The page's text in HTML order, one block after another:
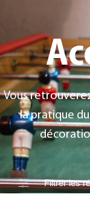
Vous
la pratique
Filtrer les